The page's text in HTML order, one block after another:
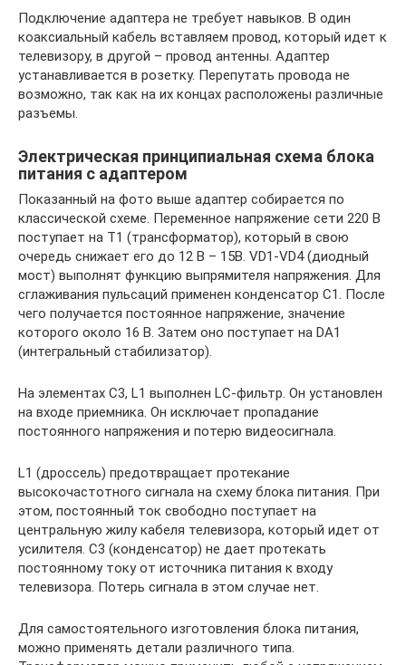
Подключение адаптера не требует навыков. В один
коаксиальный кабель вставляем провод, который идет к
телевизору, в другой – провод антенны. Адаптер
устанавливается в розетку. Перепутать провода не
возможно, так как на их концах расположены различные
разъемы.
Электрическая принципиальная схема блока
питания с адаптером
Показанный на фото выше адаптер собирается по
классической схеме. Переменное напряжение сети 220 В
поступает на Т1 (трансформатор), который в свою
очередь снижает его до 12 В – 15В. VD1-VD4 (диодный
мост) выполнят функцию выпрямителя напряжения. Для
сглаживания пульсаций применен конденсатор С1. После
чего получается постоянное напряжение, значение
которого около 16 В. Затем оно поступает на DA1
(интегральный стабилизатор).
На элементах C3, L1 выполнен LC-фильтр. Он установлен
на входе приемника. Он исключает пропадание
постоянного напряжения и потерю видеосигнала.
L1 (дроссель) предотвращает протекание
высокочастотного сигнала на схему блока питания. При
этом, постоянный ток свободно поступает на
центральную жилу кабеля телевизора, который идет от
усилителя. C3 (конденсатор) не дает протекать
постоянному току от источника питания к входу
телевизора. Потерь сигнала в этом случае нет.
Для самостоятельного изготовления блока питания,
можно применять детали различного типа.